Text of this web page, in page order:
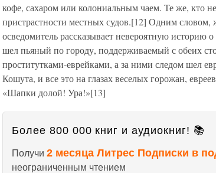
кофе, сахаром или колониальным чаем. Те же, кто
пристрастности местных судов.[12] Одним
осведомитель рассказывает невероятную историю
шел пьяный по городу, поддерживаемый с обеих
проститутками-еврейками, а за ними следом шел
Кошута, и все это на глазах веселых горожан,
«Шапки долой! Ура!»[13]
Более 800 000 книг и аудиокниг! 📚
Получи 2 месяца Литрес Подписки в
неограниченным чтением